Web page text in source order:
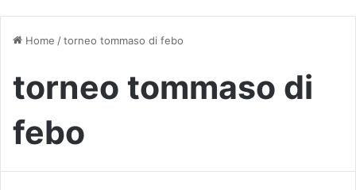
Home /torneo tommaso di febo
torneo tommaso di
febo